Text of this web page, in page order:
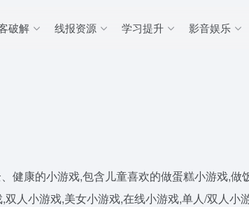
破解 线报资源 学习提升 影音娱乐
健康的小游戏,包含儿童喜欢的做蛋糕小游戏,做
人小游戏,美女小游戏,在线小游戏,单人/双人小